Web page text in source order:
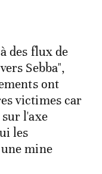
des flux de
Sebba",
ont
victimes car
l'axe
les
mine